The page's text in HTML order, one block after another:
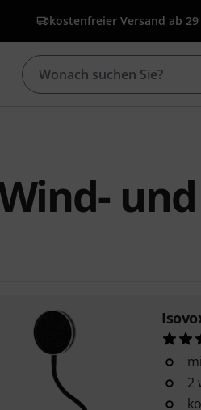
kostenfreier Versand ab 29
2